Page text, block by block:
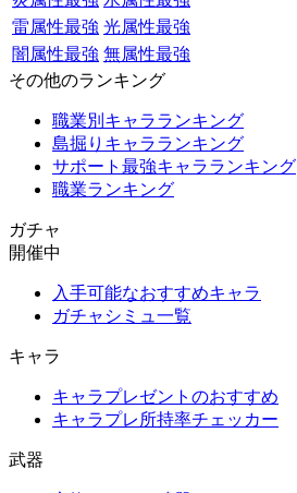
雷属性最強 光属性最強
闇属性最強 無属性最強
その他のランキング
職業別キャラランキング
島掘りキャラランキング
サポート最強キャラランキング
職業ランキング
ガチャ
開催中
入手可能なおすすめキャラ
ガチャシミュ一覧
キャラ
キャラプレゼントのおすすめ
キャラプレ所持率チェッカー
武器